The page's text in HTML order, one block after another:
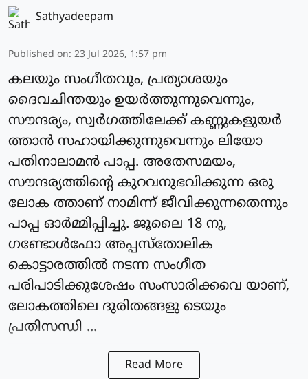
Sathyadeepam
Published on: 23 Jul 2026, 1:57 pm
കലയും സംഗീതവും, പ്രത്യാശയും
ദൈവചിന്തയും ഉയര്‍ത്തുന്നുവെന്നും,
സൗന്ദര്യം, സ്വർഗത്തിലേക്ക് കണ്ണുകളുയർ
ത്താന്‍ സഹായിക്കുന്നുവെന്നും ലിയോ
പതിനാലാമന്‍ പാപ്പ. അതേസമയം,
സൗന്ദര്യത്തിന്റെ കുറവനുഭവിക്കുന്ന ഒരു
ലോക ത്താണ് നാമിന്ന് ജീവിക്കുന്നതെന്നും
പാപ്പ ഓര്‍മ്മിപ്പിച്ചു. ജൂലൈ 18 നു,
ഗണ്ടോള്‍ഫോ അപ്പസ്‌തോലിക
കൊട്ടാരത്തില്‍ നടന്ന സംഗീത
പരിപാടിക്കുശേഷം സംസാരിക്കവെ യാണ്,
ലോകത്തിലെ ദുരിതങ്ങളു ടെയും
പ്രതിസന്ധി ...
Read More